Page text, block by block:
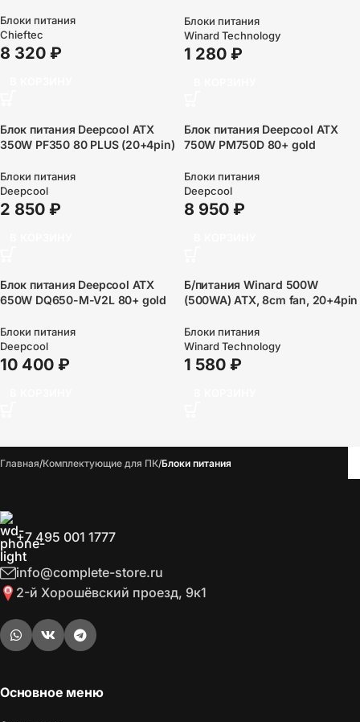
Блоки питания
Chieftec
8 320 ₽
4*IDE
Блоки питания
Winard Technology
1 280 ₽
Блок питания Deepcool ATX
350W PF350 80 PLUS (20+4pin)
Блоки питания
Deepcool
2 850 ₽
Блок питания Deepcool ATX
750W PM750D 80+ gold
6xSATA RTL
Блоки питания
Deepcool
8 950 ₽
Блок питания Deepcool ATX
650W DQ650-M-V2L 80+ gold
8xSATA Cab Manag RTL
Блоки питания
Deepcool
10 400 ₽
Б/питания Winard 500W
(500WA) ATX, 8cm fan, 20+4pin
Блоки питания
Winard Technology
1 580 ₽
Главная Комплектующие для ПК Блоки питания
+7 495 001 1777
info@complete-store.ru
2-й Хорошёвский проезд, 9к1
Основное меню